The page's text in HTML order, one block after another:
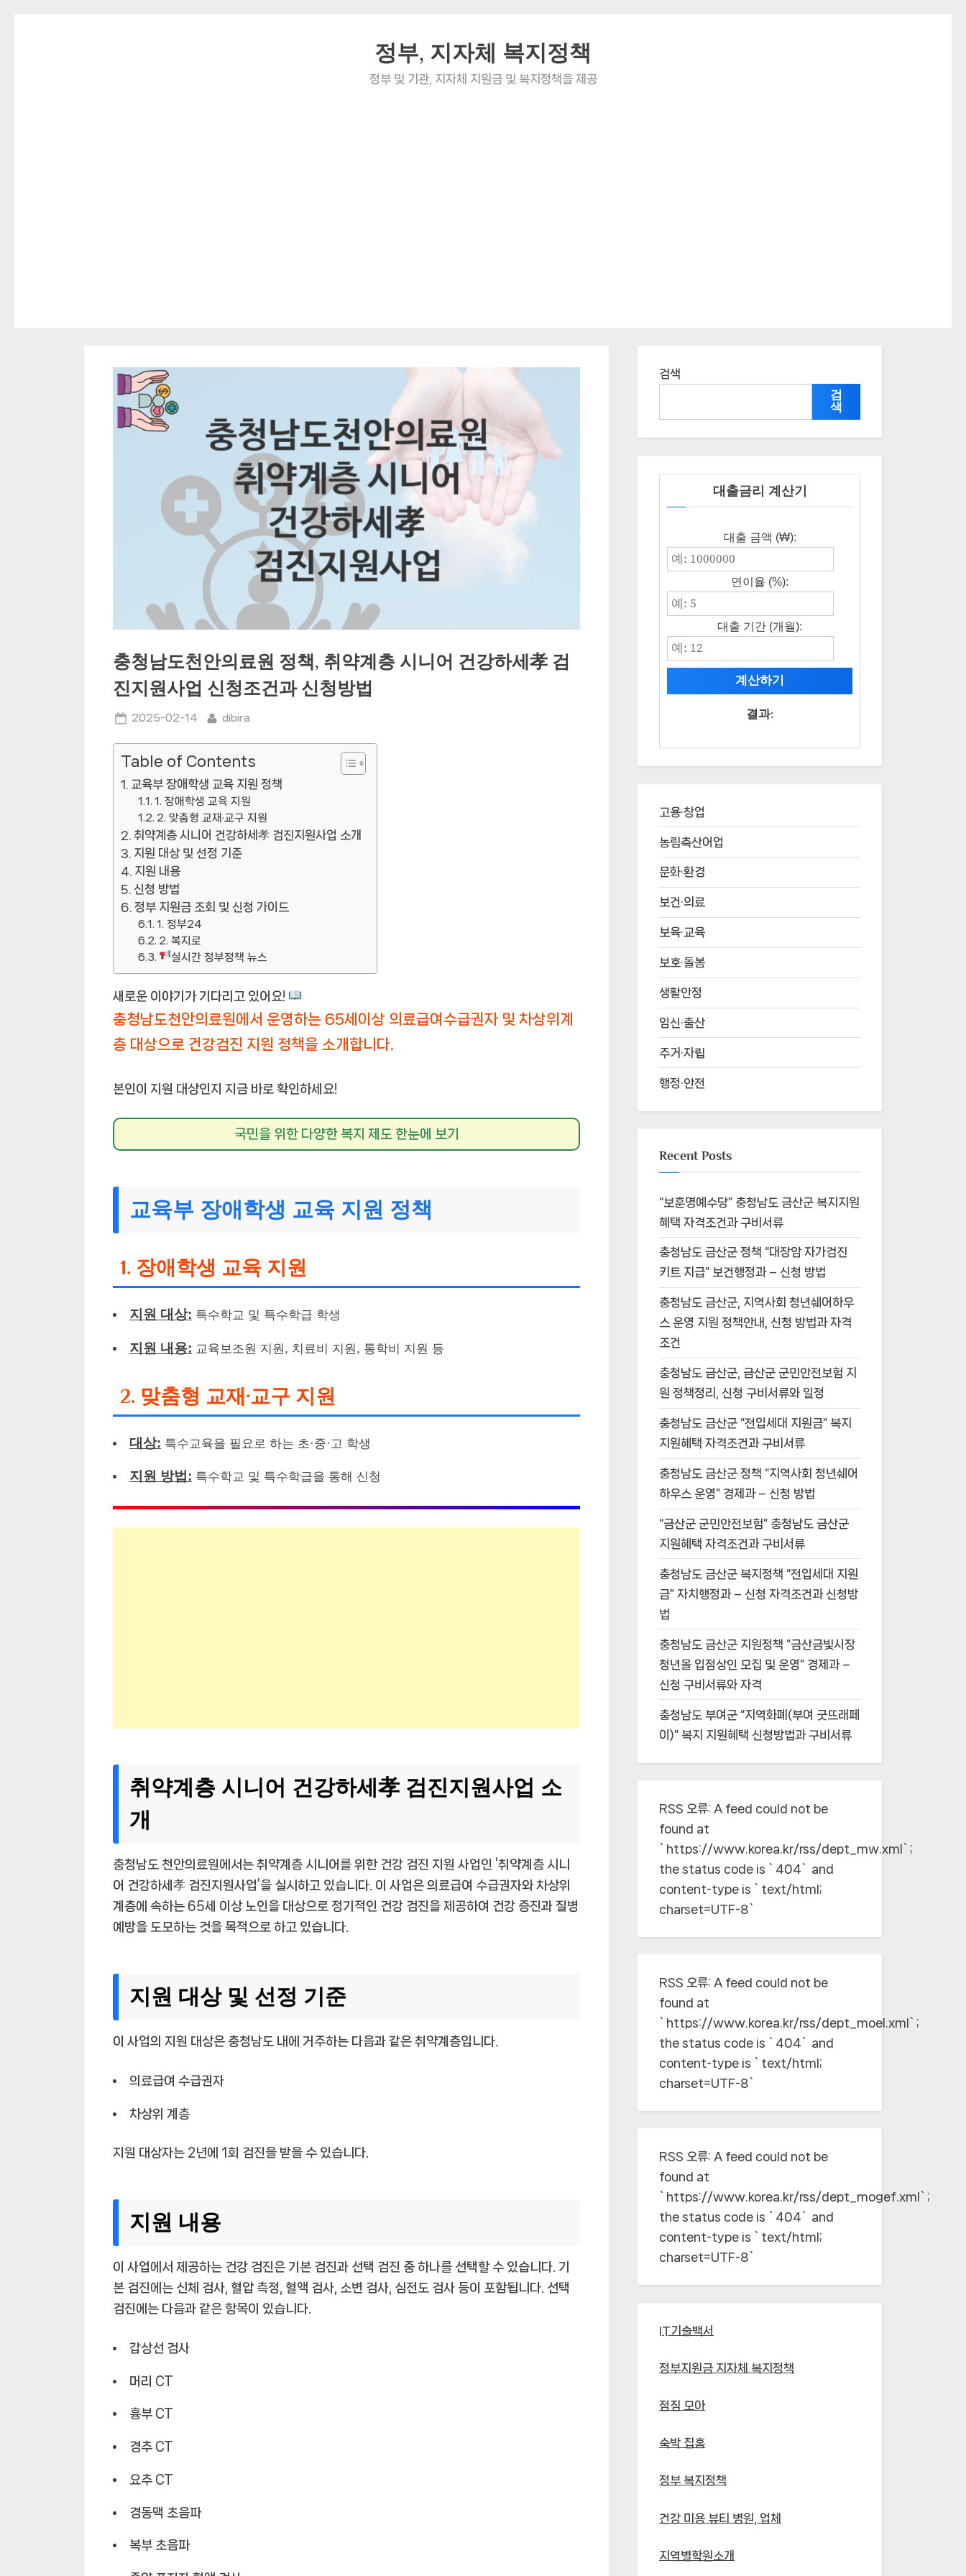
정부, 지자체 복지정책
정부 및 기관, 지자체 지원금 및 복지정책을 제공
충청남도천안의료원 정책, 취약계층 시니어 건강하세孝 검
진지원사업 신청조건과 신청방법
Posted
2025-02-14 By
dibira
Table of Contents
교육부 장애학생 교육 지원 정책
1. 장애학생 교육 지원
2. 맞춤형 교재·교구 지원
취약계층 시니어 건강하세孝 검진지원사업 소개
지원 대상 및 선정 기준
지원 내용
신청 방법
정부 지원금 조회 및 신청 가이드
1. 정부24
2. 복지로
실시간 정부정책 뉴스
새로운 이야기가 기다리고 있어요!
충청남도천안의료원에서 운영하는 65세이상 의료급여수급권자 및 차상위계
층 대상으로 건강검진 지원 정책을 소개합니다.
본인이 지원 대상인지 지금 바로 확인하세요!
국민을 위한 다양한 복지 제도 한눈에 보기
교육부 장애학생 교육 지원 정책
1. 장애학생 교육 지원
지원 대상: 특수학교 및 특수학급 학생
지원 내용: 교육보조원 지원, 치료비 지원, 통학비 지원 등
2. 맞춤형 교재·교구 지원
대상: 특수교육을 필요로 하는 초·중·고 학생
지원 방법: 특수학교 및 특수학급을 통해 신청
취약계층 시니어 건강하세孝 검진지원사업 소
개
충청남도 천안의료원에서는 취약계층 시니어를 위한 건강 검진 지원 사업인 ‘취약계층 시니
어 건강하세孝 검진지원사업’을 실시하고 있습니다. 이 사업은 의료급여 수급권자와 차상위
계층에 속하는 65세 이상 노인을 대상으로 정기적인 건강 검진을 제공하여 건강 증진과 질병
예방을 도모하는 것을 목적으로 하고 있습니다.
지원 대상 및 선정 기준
이 사업의 지원 대상은 충청남도 내에 거주하는 다음과 같은 취약계층입니다.
의료급여 수급권자
차상위 계층
지원 대상자는 2년에 1회 검진을 받을 수 있습니다.
지원 내용
이 사업에서 제공하는 건강 검진은 기본 검진과 선택 검진 중 하나를 선택할 수 있습니다. 기
본 검진에는 신체 검사, 혈압 측정, 혈액 검사, 소변 검사, 심전도 검사 등이 포함됩니다. 선택
검진에는 다음과 같은 항목이 있습니다.
갑상선 검사
머리 CT
흉부 CT
경추 CT
요추 CT
경동맥 초음파
복부 초음파
검색
검
색
대출금리 계산기
대출 금액 (₩):
연이율 (%):
대출 기간 (개월):
계산하기
결과:
고용·창업
농림축산어업
문화·환경
보건·의료
보육·교육
보호·돌봄
생활안정
임신·출산
주거·자립
행정·안전
Recent Posts
“보훈명예수당” 충청남도 금산군 복지지원
혜택 자격조건과 구비서류
충청남도 금산군 정책 “대장암 자가검진
키트 지급” 보건행정과 – 신청 방법
충청남도 금산군, 지역사회 청년쉐어하우
스 운영 지원 정책안내, 신청 방법과 자격
조건
충청남도 금산군, 금산군 군민안전보험 지
원 정책정리, 신청 구비서류와 일정
충청남도 금산군 “전입세대 지원금” 복지
지원혜택 자격조건과 구비서류
충청남도 금산군 정책 “지역사회 청년쉐어
하우스 운영” 경제과 – 신청 방법
“금산군 군민안전보험” 충청남도 금산군
지원혜택 자격조건과 구비서류
충청남도 금산군 복지정책 “전입세대 지원
금” 자치행정과 – 신청 자격조건과 신청방
법
충청남도 금산군 지원정책 “금산금빛시장
청년몰 입점상인 모집 및 운영” 경제과 –
신청 구비서류와 자격
충청남도 부여군 “지역화폐(부여 굿뜨래페
이)” 복지 지원혜택 신청방법과 구비서류
RSS 오류: A feed could not be
found at
`https://www.korea.kr/rss/dept_mw.xml`;
the status code is `404` and
content-type is `text/html;
charset=UTF-8`
RSS 오류: A feed could not be
found at
`https://www.korea.kr/rss/dept_moel.xml`;
the status code is `404` and
content-type is `text/html;
charset=UTF-8`
RSS 오류: A feed could not be
found at
`https://www.korea.kr/rss/dept_mogef.xml`;
the status code is `404` and
content-type is `text/html;
charset=UTF-8`
IT기술백서
정부지원금 지자체 복지정책
점짐 모아
숙박 집홈
정부 복지정책
건강 미용 뷰티 병원, 업체
지역별학원소개